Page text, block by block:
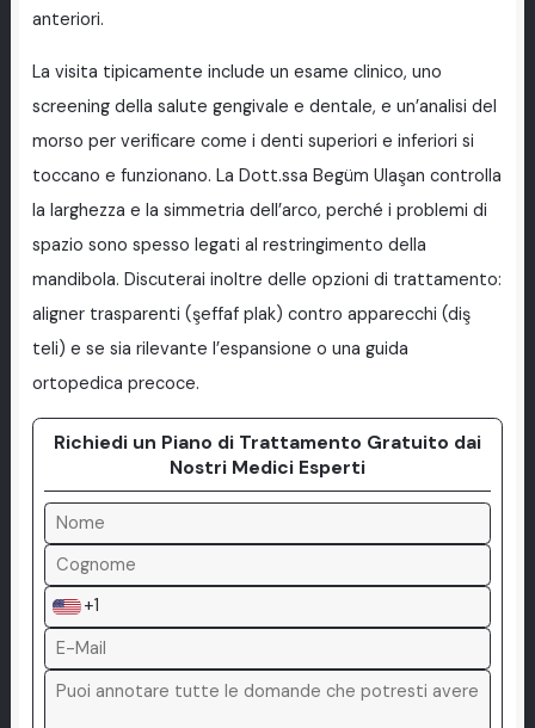
anteriori.
La visita tipicamente include un esame clinico, uno
screening della salute gengivale e dentale, e un’analisi del
morso per verificare come i denti superiori e inferiori si
toccano e funzionano. La Dott.ssa Begüm Ulaşan controlla
la larghezza e la simmetria dell’arco, perché i problemi di
spazio sono spesso legati al restringimento della
mandibola. Discuterai inoltre delle opzioni di trattamento:
aligner trasparenti (şeffaf plak) contro apparecchi (diş
teli) e se sia rilevante l’espansione o una guida
ortopedica precoce.
Richiedi un Piano di Trattamento Gratuito dai
Nostri Medici Esperti
+1